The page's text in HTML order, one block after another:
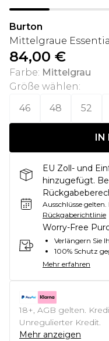
Burton
Mittelgraue
84,00 €
Farbe: Mittelgrau
Größe wählen:
46
48 52
IN
EU Zoll- und
hinzugefügt.
Ausschlüsse gelten.
Rückgaberichtlinie
Worry-Free
Verlängern Sie
100% Schutz
Mehr erfahren
18+, AGB gelten.
Unregulierter Kredit.
Mehr anzeigen